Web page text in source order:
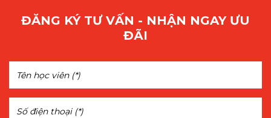
ĐĂNG KÝ TƯ VẤN - NHẬN NGAY ƯU
ĐÃI